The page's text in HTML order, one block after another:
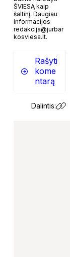
ŠVIESĄ kaip
šaltinį. Daugiau
informacijos
redakcija@jurbar
kosviesa.lt.
Rašyti
kome
ntarą
Dalintis: